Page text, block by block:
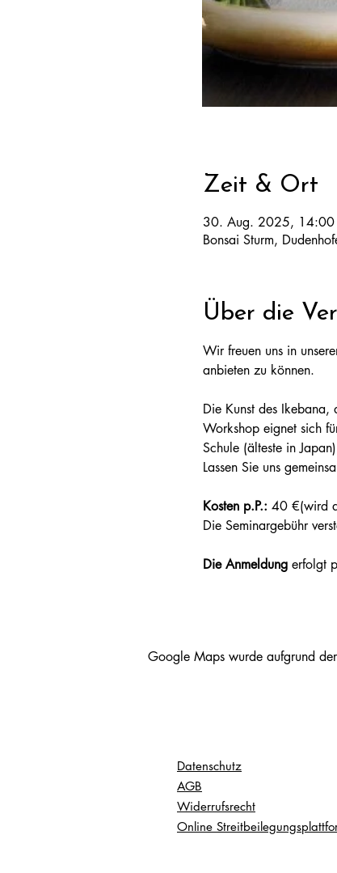
Zeit & Ort
30. Aug. 2025,
Bonsai Sturm,
Über die
Wir freuen uns in
anbieten zu können.
Die Kunst des Ikebana,
Workshop eignet sich
Schule (älteste in
Lassen Sie uns
Kosten p.P.: 40 €(wird
Die Seminargebühr
Die Anmeldung erfolgt
Google Maps wurde aufgrund
Datenschutz
AGB
Widerrufsrecht
Online